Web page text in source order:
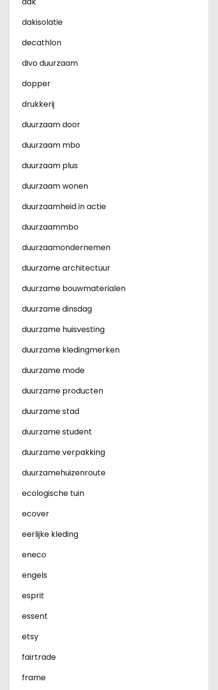
dakisolatie
decathlon
divo duurzaam
dopper
drukkerij
duurzaam door
duurzaam mbo
duurzaam plus
duurzaam wonen
duurzaamheid in actie
duurzaammbo
duurzaamondernemen
duurzame architectuur
duurzame bouwmaterialen
duurzame dinsdag
duurzame huisvesting
duurzame kledingmerken
duurzame mode
duurzame producten
duurzame stad
duurzame student
duurzame verpakking
duurzamehuizenroute
ecologische tuin
ecover
eerlijke kleding
eneco
engels
esprit
essent
etsy
fairtrade
frame